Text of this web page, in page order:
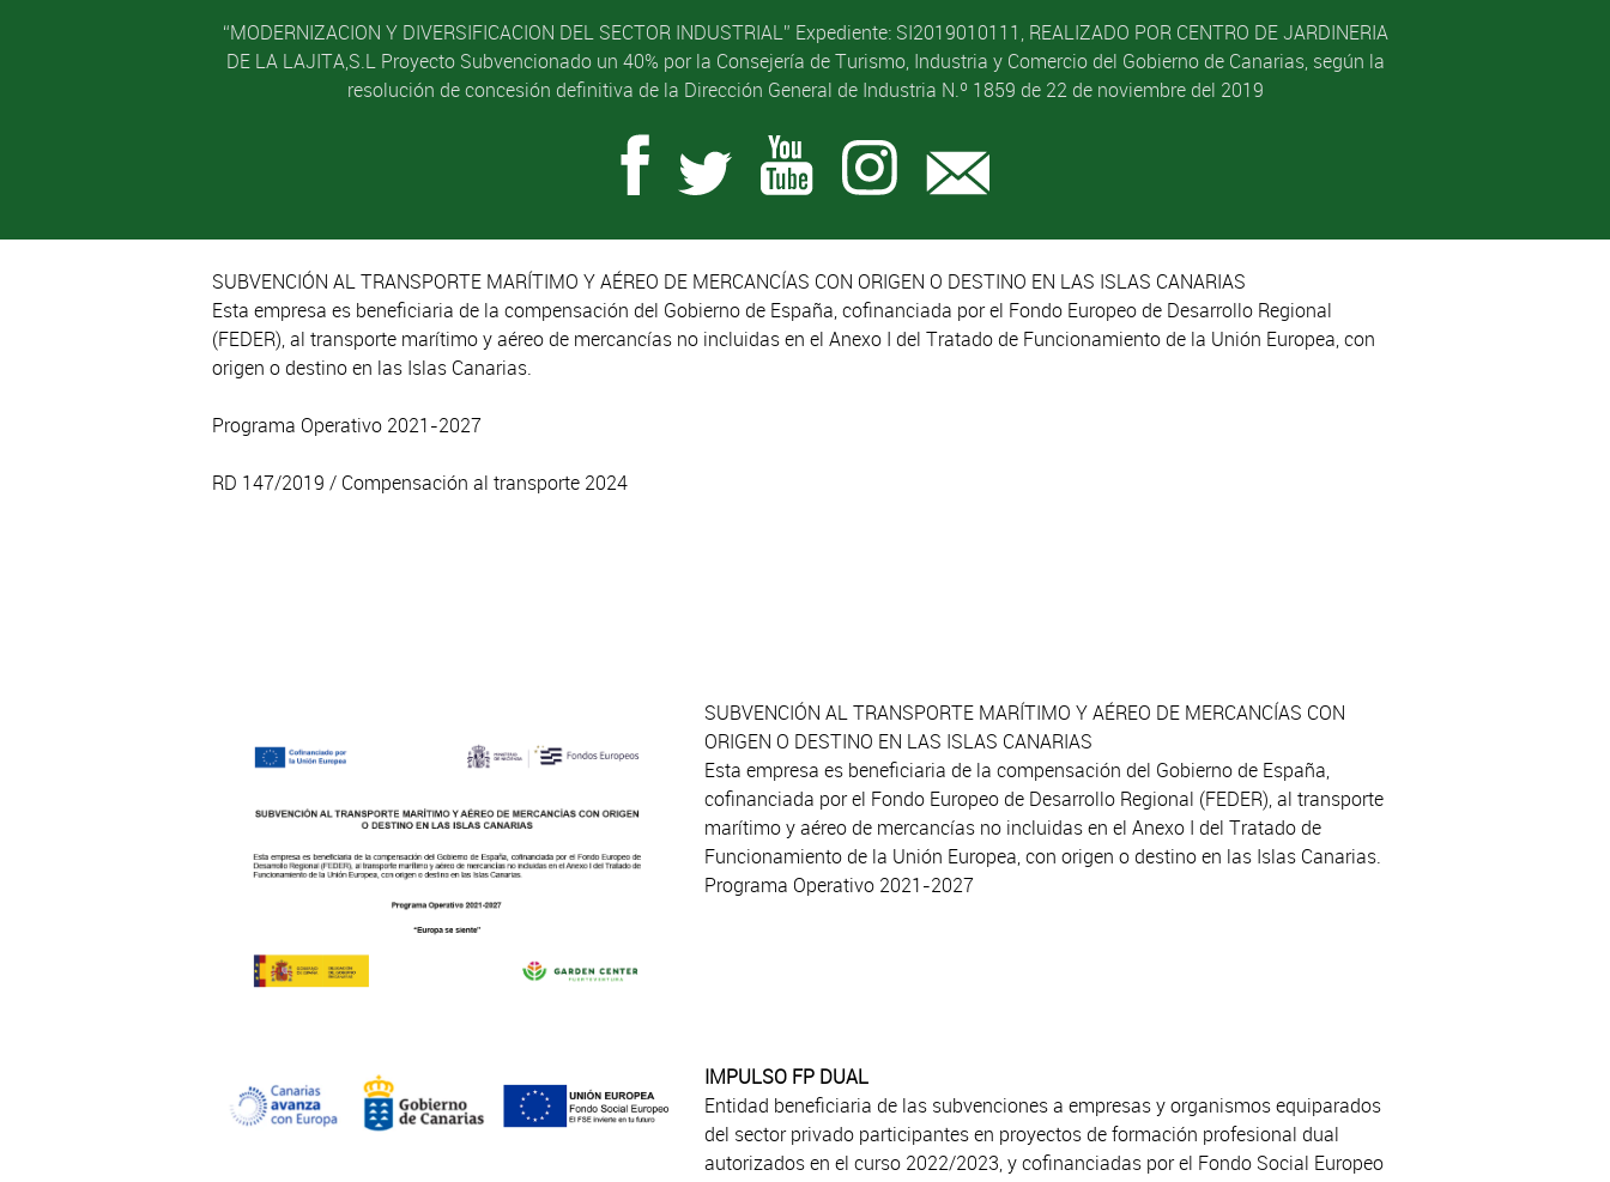
“MODERNIZACION Y DIVERSIFICACION DEL SECTOR INDUSTRIAL” Expediente: SI2019010111, REALIZADO POR CENTRO DE JARDINERIA
DE LA LAJITA,S.L Proyecto Subvencionado un 40% por la Consejería de Turismo, Industria y Comercio del Gobierno de Canarias, según la
resolución de concesión definitiva de la Dirección General de Industria N.º 1859 de 22 de noviembre del 2019
SUBVENCIÓN AL TRANSPORTE MARÍTIMO Y AÉREO DE MERCANCÍAS CON ORIGEN O DESTINO EN LAS ISLAS CANARIAS
Esta empresa es beneficiaria de la compensación del Gobierno de España, cofinanciada por el Fondo Europeo de Desarrollo Regional
(FEDER), al transporte marítimo y aéreo de mercancías no incluidas en el Anexo I del Tratado de Funcionamiento de la Unión Europea, con
origen o destino en las Islas Canarias.
Programa Operativo 2021-2027
RD 147/2019 / Compensación al transporte 2024
SUBVENCIÓN AL TRANSPORTE MARÍTIMO Y AÉREO DE MERCANCÍAS CON
ORIGEN O DESTINO EN LAS ISLAS CANARIAS
Esta empresa es beneficiaria de la compensación del Gobierno de España,
cofinanciada por el Fondo Europeo de Desarrollo Regional (FEDER), al transporte
marítimo y aéreo de mercancías no incluidas en el Anexo I del Tratado de
Funcionamiento de la Unión Europea, con origen o destino en las Islas Canarias.
Programa Operativo 2021-2027
IMPULSO FP DUAL
Entidad beneficiaria de las subvenciones a empresas y organismos equiparados
del sector privado participantes en proyectos de formación profesional dual
autorizados en el curso 2022/2023, y cofinanciadas por el Fondo Social Europeo